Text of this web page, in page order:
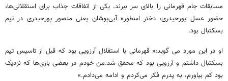
مسابقات جام قهرمانی را بالای سر ببرند. یکی از اتفاقات جذاب برای استقلالی‌ها،
حضور عسل پورحیدری، دختر اسطوره آبی‌پوشان یعنی منصور پورحیدری در تیم
بسکتبال بود.
او در این مورد می گوید:« قهرمانی با استقلال آرزویی بود که قبل از تاسیس تیم
بسکتبال داشتم و آرزویی بود که محقق شد.من خودم در بعضی بازی‌ها که نزدیک
بود کم بیاورم، به پدرم فکر می‌کردم و ادامه می‌دادم.»